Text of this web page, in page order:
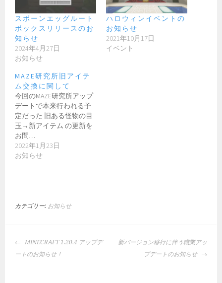
スポーンエッグルート
ボックスリリースのお
知らせ
2024年4月27日
お知らせ
ハロウィンイベントの
お知らせ
2021年10月17日
イベント
MAZE研究所旧アイテ
ム交換に関して
今回のMAZE研究所アップ
デートで本来行われる予
定だった 旧ある怪物の目
玉→新アイテム の更新を
お問…
2022年1月23日
お知らせ
カテゴリー: お知らせ
投
稿
MINECRAFT 1.20.4 アップデ
ートのお知らせ！
新バージョン移行に伴う職業アッ
プデートのお知らせ